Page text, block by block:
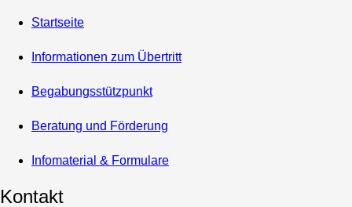
Startseite
Informationen zum Übertritt
Begabungsstützpunkt
Beratung und Förderung
Infomaterial & Formulare
Kontakt